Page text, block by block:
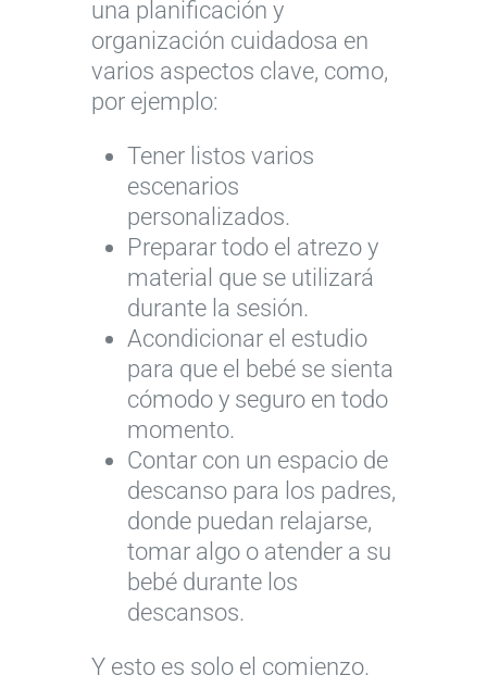
una planificación y
organización cuidadosa en
varios aspectos clave, como,
por ejemplo:
Tener listos varios
escenarios
personalizados.
Preparar todo el atrezo y
material que se utilizará
durante la sesión.
Acondicionar el estudio
para que el bebé se sienta
cómodo y seguro en todo
momento.
Contar con un espacio de
descanso para los padres,
donde puedan relajarse,
tomar algo o atender a su
bebé durante los
descansos.
Y esto es solo el comienzo.